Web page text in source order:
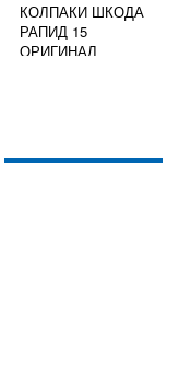
КОЛПАКИ ШКОДА
РАПИД 15
ОРИГИНАЛ